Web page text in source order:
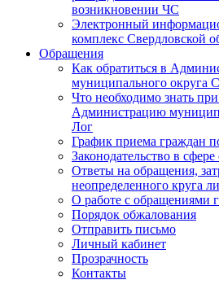
возникновении ЧС
Электронный
комплекс Свердловской
Обращения
Как обратиться в
муниципального округа
Что необходимо знать
Администрацию
Лог
График приема граждан
Законодательство в
Ответы на обращения,
неопределенного круга
О работе с обращениями
Порядок обжалования
Отправить письмо
Личный кабинет
Прозрачность
Контакты